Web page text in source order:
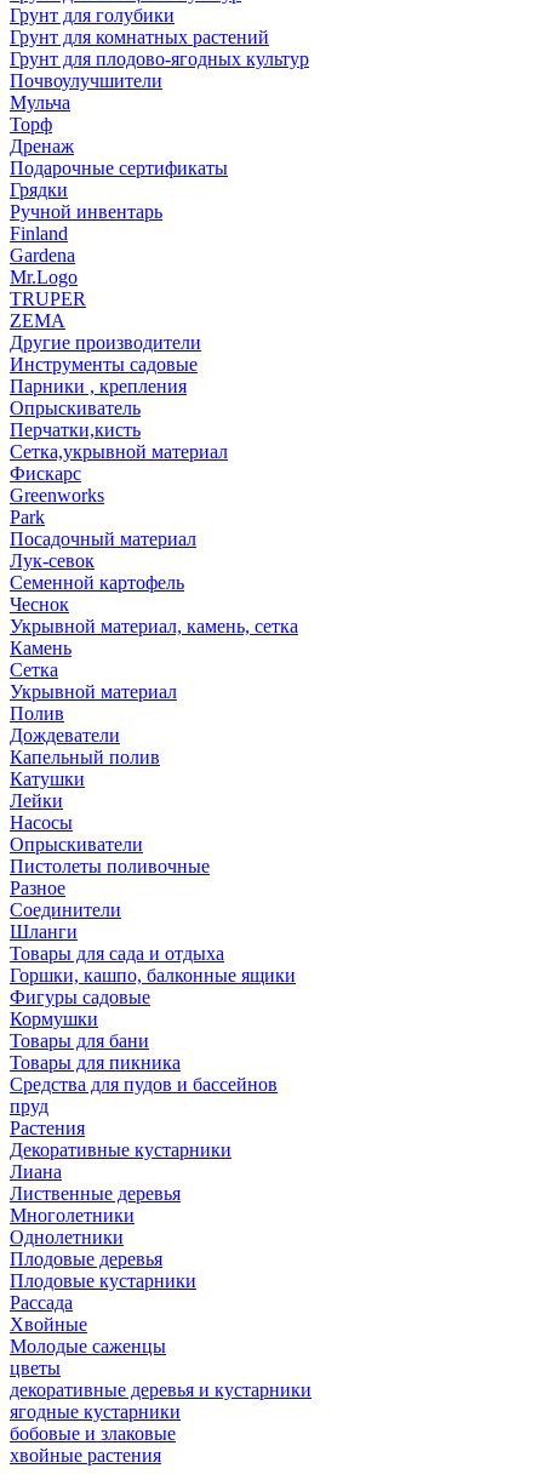
Грунт для голубики
Грунт для комнатных растений
Грунт для плодово-ягодных культур
Почвоулучшители
Мульча
Торф
Дренаж
Подарочные сертификаты
Грядки
Ручной инвентарь
Finland
Gardena
Mr.Logo
TRUPER
ZEMA
Другие производители
Инструменты садовые
Парники , крепления
Опрыскиватель
Перчатки,кисть
Сетка,укрывной материал
Фискарс
Greenworks
Park
Посадочный материал
Лук-севок
Семенной картофель
Чеснок
Укрывной материал, камень, сетка
Камень
Сетка
Укрывной материал
Полив
Дождеватели
Капельный полив
Катушки
Лейки
Насосы
Опрыскиватели
Пистолеты поливочные
Разное
Соединители
Шланги
Товары для сада и отдыха
Горшки, кашпо, балконные ящики
Фигуры садовые
Кормушки
Товары для бани
Товары для пикника
Средства для пудов и бассейнов
пруд
Растения
Декоративные кустарники
Лиана
Лиственные деревья
Многолетники
Однолетники
Плодовые деревья
Плодовые кустарники
Рассада
Хвойные
Молодые саженцы
цветы
декоративные деревья и кустарники
ягодные кустарники
бобовые и злаковые
хвойные растения